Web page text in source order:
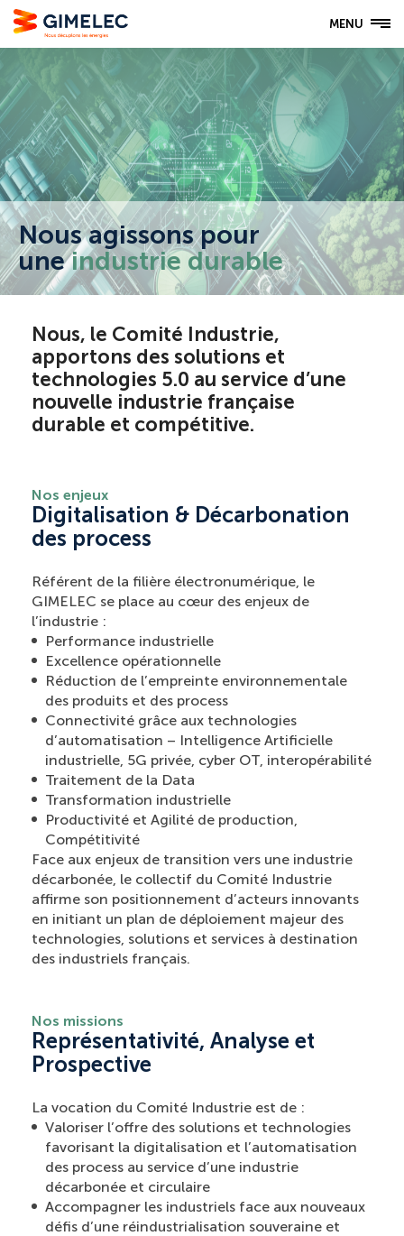
MENU
Nous agissons pour
uneindustrie durable
Nous, le Comité Industrie,
apportons des solutions et
technologies 5.0 au service d’une
nouvelle industrie française
durable et compétitive.
Nos enjeux
Digitalisation & Décarbonation
des process
Référent de la filière électronumérique, le
GIMELEC se place au cœur des enjeux de
l’industrie :
Performance industrielle
Excellence opérationnelle
Réduction de l’empreinte environnementale
des produits et des process
Connectivité grâce aux technologies
d’automatisation – Intelligence Artificielle
industrielle, 5G privée, cyber OT, interopérabilité
Traitement de la Data
Transformation industrielle
Productivité et Agilité de production,
Compétitivité
Face aux enjeux de transition vers une industrie
décarbonée, le collectif du Comité Industrie
affirme son positionnement d’acteurs innovants
en initiant un plan de déploiement majeur des
technologies, solutions et services à destination
des industriels français.
Nos missions
Représentativité, Analyse et
Prospective
La vocation du Comité Industrie est de :
Valoriser l’offre des solutions et technologies
favorisant la digitalisation et l’automatisation
des process au service d’une industrie
décarbonée et circulaire
Accompagner les industriels face aux nouveaux
défis d’une réindustrialisation souveraine et